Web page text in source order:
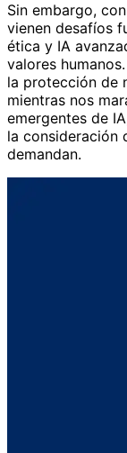
Sin embargo,
vienen desafíos
ética y IA
valores
la protección de
mientras nos
emergentes de
la consideración
demandan.